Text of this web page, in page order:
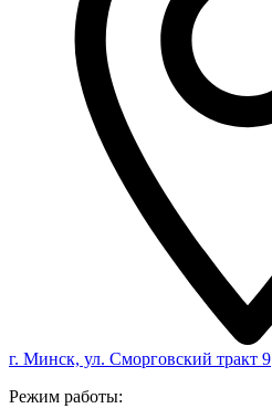
г. Минск, ул. Сморговский тракт 9
Режим работы: